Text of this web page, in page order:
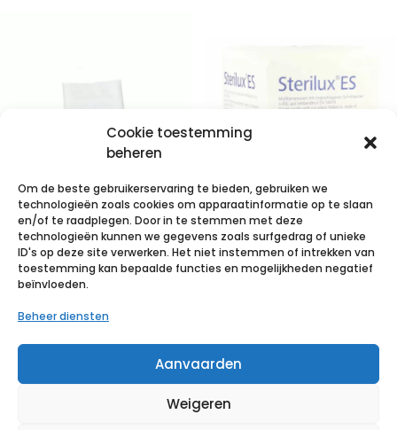
Cookie toestemming
beheren
Om de beste gebruikerservaring te bieden, gebruiken we
technologieën zoals cookies om apparaatinformatie op te slaan
en/of te raadplegen. Door in te stemmen met deze
technologieën kunnen we gegevens zoals surfgedrag of unieke
ID's op deze site verwerken. Het niet instemmen of intrekken van
toestemming kan bepaalde functies en mogelijkheden negatief
beïnvloeden.
Beheer diensten
Aanvaarden
Weigeren
STERILUX ES
5x5cm 8l.st.
50×3 p/s
Voeg toe aan verlanglijst
STERILUX ES
10x10cm 8l.nst.
Voeg toe aan verlanglijst